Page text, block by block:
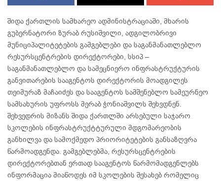
შიდა ქართლის სამხარეო ადმინისტრაციაში, მხარის
გუბერნატორი ზურაბ რუსიშვილი, ადგილობრივი
მუნიციპალიტეტების გამგებლები და საგანმანათლებლო
რესურსცენტრების დირექტორები, სსიპ –
საგანმანათლებლო და სამეცნიერო ინფრასტრუქტურის
განვითარების სააგენტოს დირექტორის მოადგილეს
თეიმურაზ მაჩაიძეს და სააგენტოს სამშენებლო სამეურნეო
სამსახურის უფროსს მერაბ ჭონიაშვილს შეხვდნენ.
შეხვედრის მიზანს შიდა ქართლში არსებული საჯარო
სკოლების ინფრასტრუქტტურული მდგომარეობის
განხილვა და სამოქმედო პრიორიტეტების განსაზღვრა
წარმოადგენდა. გამგებლებმა, რესურსცენტრების
დირექტორებთან ერთად სააგენტოს წარმომადგენლებს
ინფორმაცია მიაწოდეს იმ სკოლების შესახებ რომელიც